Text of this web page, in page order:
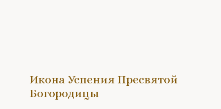
Икона Успения Пресвятой
Богородицы